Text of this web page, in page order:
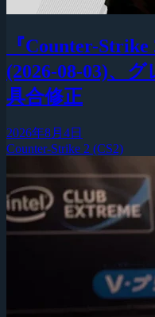
『Counter-
(2026-08-03)、
具合修正
2026年8月4日
Counter-Strike 2 (CS2)